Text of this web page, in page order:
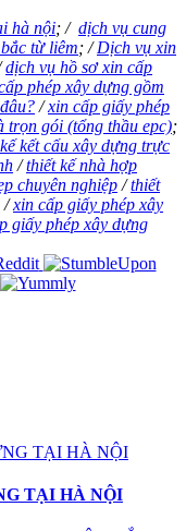
hà nội; / dịch vụ cung
từ liêm; /Dịch vụ xin
dịch vụ hồ sơ xin cấp
phép xây dựng gồm
/xin cấp giấy phép
trọn gói (tổng thầu epc);
kết cấu xây dựng trực
/thiết kế nhà hợp
chuyên nghiệp /thiết
/xin cấp giấy phép xây
giấy phép xây dựng
TẠI HÀ NỘI